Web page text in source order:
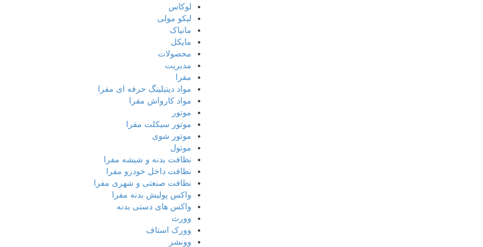
لوکاس
لیکو مولی
مانیاک
مایکل
محصولات
مدیریت
مفرا
مواد دیتیلینگ حرفه ای مفرا
مواد کارواش مفرا
موتور
موتور سیکلت مفرا
موتور شوی
موتول
نظافت بدنه و شیشه مفرا
نظافت داخل خودرو مفرا
نظافت صنعتی و شهری مفرا
واکس پولیش بدنه مفرا
واکس های دستی بدنه
وورث
وورک استاف
وونشر